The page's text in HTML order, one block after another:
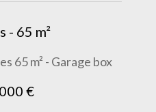
- 65 m²
65 m² - Garage box
€